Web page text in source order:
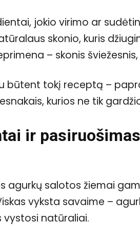
jokio virimo ar
skonio, kuris
– skonis
būtent tokį receptą –
kurios ne tik
ir
agurkų salotos žiemai
vyksta savaime –
natūraliai.